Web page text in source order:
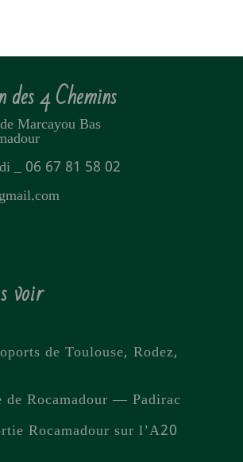
4 Chemins
Marcayou Bas
_ 06 67 81 58 02
voir
de Toulouse, Rodez,
de Rocamadour — Padirac
Rocamadour sur l’A20